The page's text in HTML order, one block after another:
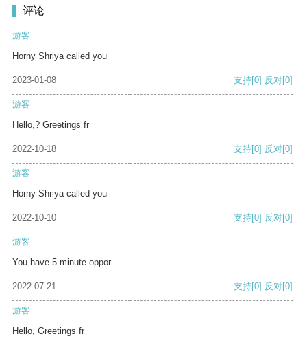
评论
游客
Horny Shriya called you
2023-01-08 支持[0] 反对[0]
游客
Hello,? Greetings fr
2022-10-18 支持[0] 反对[0]
游客
Horny Shriya called you
2022-10-10 支持[0] 反对[0]
游客
You have 5 minute oppor
2022-07-21 支持[0] 反对[0]
游客
Hello, Greetings fr